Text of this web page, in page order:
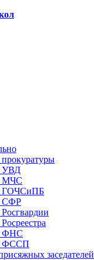
УВД
МЧС
ГОЧСиПБ
СФР
ФНС
ФССП
заседателей